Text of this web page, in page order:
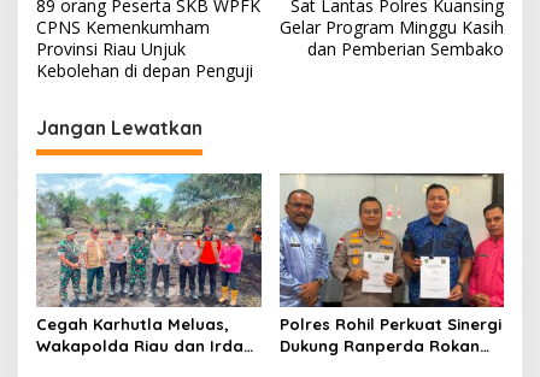
a
v
g
a
s
i
p
o
s
89 orang Peserta SKB WPFK
CPNS Kemenkumham
Provinsi Riau Unjuk
Kebolehan di depan Penguji
Sat Lantas Polres Kuansing
Gelar Program Minggu Kasih
dan Pemberian Sembako
Jangan Lewatkan
Cegah Karhutla Meluas,
Wakapolda Riau dan Irdam
Polres Rohil Perkuat Sinergi
Dukung Ranperda Rokan